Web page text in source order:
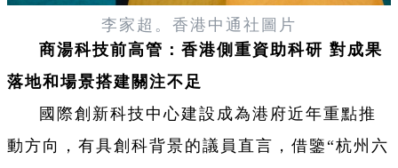
李家超。香港中通社圖片
商湯科技前高管：香港側重資助科研 對成果
落地和場景搭建關注不足
國際創新科技中心建設成為港府近年重點推
動方向，有具創科背景的議員直言，借鑒“杭州六